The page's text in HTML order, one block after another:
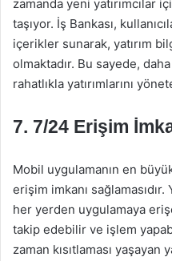
zamanda yeni yatırımcılar
taşıyor. İş Bankası,
içerikler sunarak, yatırım
olmaktadır. Bu sayede,
rahatlıkla yatırımlarını
7. 7/24 Erişim
Mobil uygulamanın en
erişim imkanı sağlamasıdır.
her yerden uygulamaya
takip edebilir ve işlem
zaman kısıtlaması yaşayan